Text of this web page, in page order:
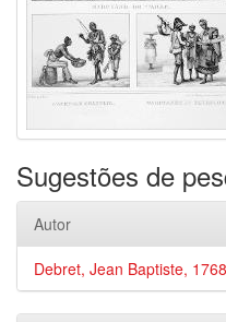
Sugestões de
Autor
Debret, Jean Baptiste,